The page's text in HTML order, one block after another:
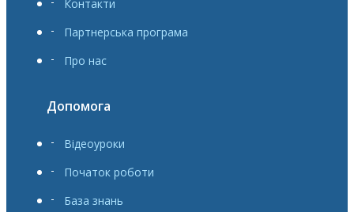
Контакти
Партнерська програма
Про нас
Допомога
Відеоуроки
Початок роботи
База знань